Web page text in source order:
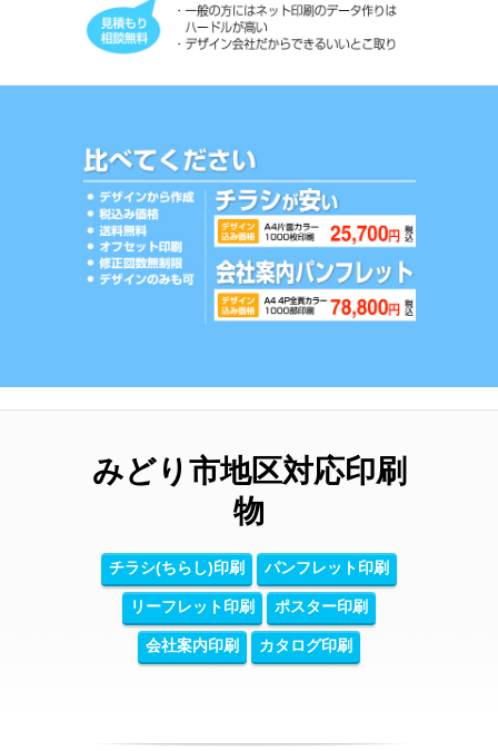
みどり市地区対応印刷
物
チラシ(ちらし)印刷 パンフレット印刷
リーフレット印刷 ポスター印刷
会社案内印刷 カタログ印刷